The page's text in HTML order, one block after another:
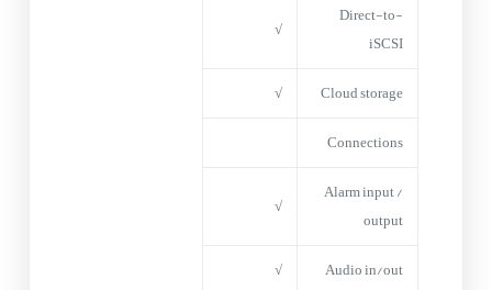
Direct-to-
iSCSI
√
Cloud storage
√
Connections
Alarm input /
output
√
Audio in/out
√